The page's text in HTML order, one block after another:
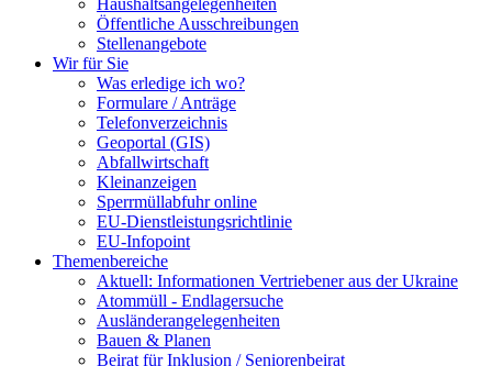
Haushaltsangelegenheiten
Öffentliche Ausschreibungen
Stellenangebote
Wir für Sie
Was erledige ich wo?
Formulare / Anträge
Telefonverzeichnis
Geoportal (GIS)
Abfallwirtschaft
Kleinanzeigen
Sperrmüllabfuhr online
EU-Dienstleistungsrichtlinie
EU-Infopoint
Themenbereiche
Aktuell: Informationen Vertriebener aus der Ukraine
Atommüll - Endlagersuche
Ausländerangelegenheiten
Bauen & Planen
Beirat für Inklusion / Seniorenbeirat